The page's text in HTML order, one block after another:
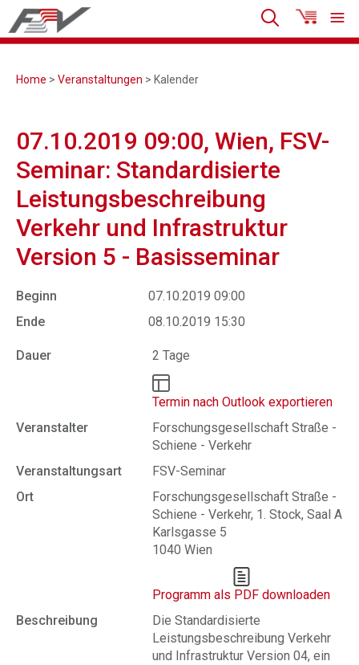
Home > Veranstaltungen > Kalender
07.10.2019 09:00, Wien, FSV-
Seminar: Standardisierte
Leistungsbeschreibung
Verkehr und Infrastruktur
Version 5 - Basisseminar
Beginn
07.10.2019 09:00
Ende
08.10.2019 15:30
Dauer 2 Tage
Termin nach Outlook exportieren
Veranstalter
Forschungsgesellschaft Straße -
Schiene - Verkehr
Veranstaltungsart
FSV-Seminar
Ort
Forschungsgesellschaft Straße -
Schiene - Verkehr, 1. Stock, Saal A
Karlsgasse 5
1040 Wien
Programm als PDF downloaden
Beschreibung
Die Standardisierte
Leistungsbeschreibung Verkehr
und Infrastruktur Version 04, ein